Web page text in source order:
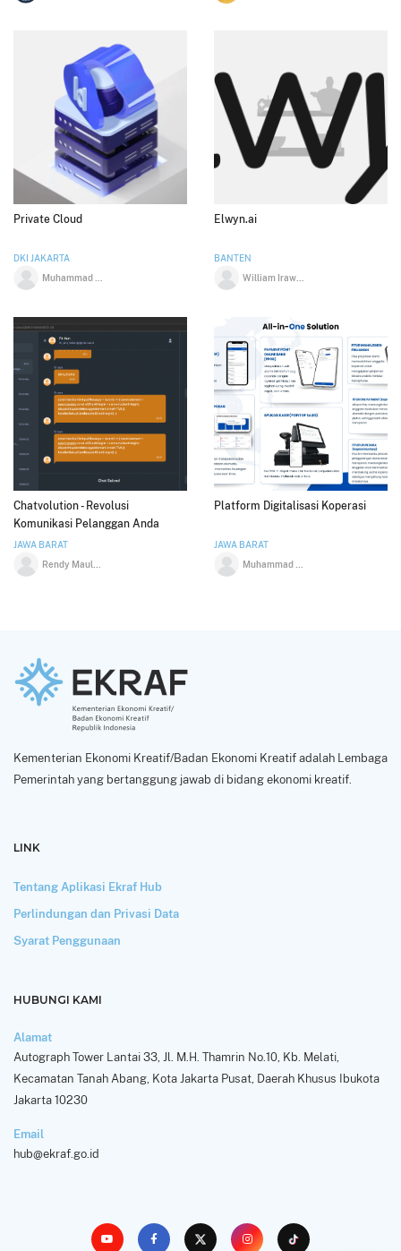
Private Cloud
DKI JAKARTA
Elwyn.ai
BANTEN
Chatvolution - Revolusi
Komunikasi Pelanggan Anda
JAWA BARAT
Platform Digitalisasi Koperasi
JAWA BARAT
Kementerian Ekonomi Kreatif/Badan Ekonomi Kreatif adalah Lembaga
Pemerintah yang bertanggung jawab di bidang ekonomi kreatif.
LINK
Tentang Aplikasi Ekraf Hub
Perlindungan dan Privasi Data
Syarat Penggunaan
HUBUNGI KAMI
Alamat
Autograph Tower Lantai 33, Jl. M.H. Thamrin No.10, Kb. Melati,
Kecamatan Tanah Abang, Kota Jakarta Pusat, Daerah Khusus Ibukota
Jakarta 10230
Email
hub@ekraf.go.id